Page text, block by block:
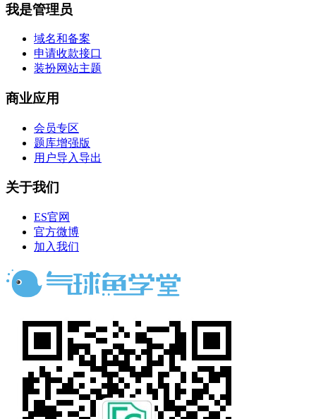
我是管理员
域名和备案
申请收款接口
装扮网站主题
商业应用
会员专区
题库增强版
用户导入导出
关于我们
ES官网
官方微博
加入我们